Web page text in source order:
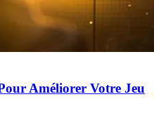
Améliorer Votre Jeu